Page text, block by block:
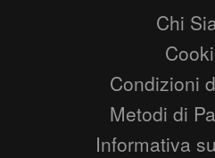
Chi
Condizioni
Metodi di
Informativa